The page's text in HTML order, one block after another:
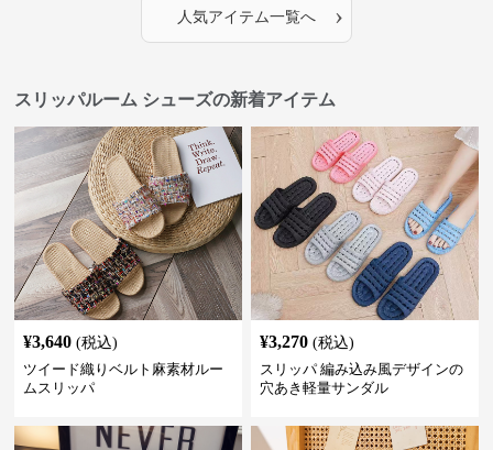
人気アイテム一覧へ ›
スリッパルーム シューズの新着アイテム
¥3,640 (税込)
ツイード織りベルト麻素材ルー
ムスリッパ
¥3,270 (税込)
スリッパ 編み込み風デザインの
穴あき軽量サンダル